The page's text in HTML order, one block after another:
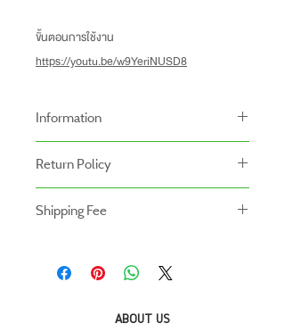
ขั้นตอนการใช้งาน
https://youtu.be/w9YeriNUSD8
Information
Return Policy
- สินค้าสามารถคืนได้ภายใน 7 วัน หลังจากรับ
- สินค้าต้องอยู่ในสภาพที่สมบูรณ์ พร้อมกล่อง
- ค่าขนส่งจะไม่สามารถคืนเงินได้
Shipping Fee
ค่าจัดส่ง
ABOUT US